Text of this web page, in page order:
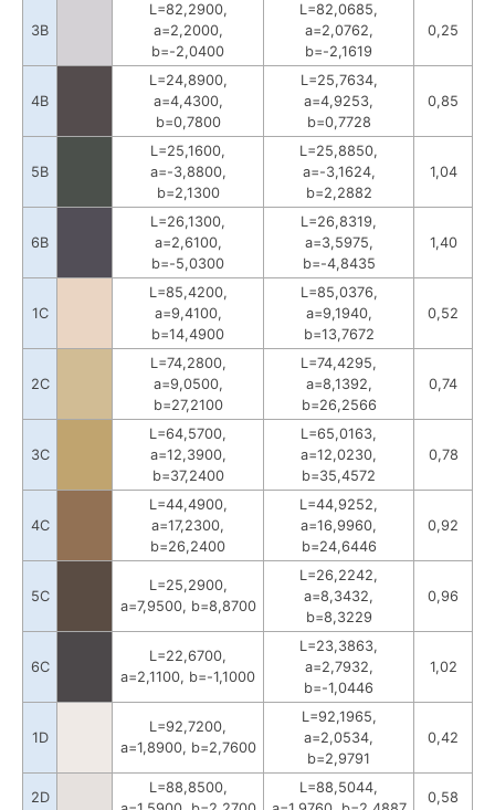
3B
L=82,2900,
a=2,2000,
b=-2,0400
L=82,0685,
a=2,0762,
b=-2,1619
0,25
4B
L=24,8900,
a=4,4300,
b=0,7800
L=25,7634,
a=4,9253,
b=0,7728
0,85
5B
L=25,1600,
a=-3,8800,
b=2,1300
L=25,8850,
a=-3,1624,
b=2,2882
1,04
6B
L=26,1300,
a=2,6100,
b=-5,0300
L=26,8319,
a=3,5975,
b=-4,8435
1,40
1C
L=85,4200,
a=9,4100,
b=14,4900
L=85,0376,
a=9,1940,
b=13,7672
0,52
2C
L=74,2800,
a=9,0500,
b=27,2100
L=74,4295,
a=8,1392,
b=26,2566
0,74
3C
L=64,5700,
a=12,3900,
b=37,2400
L=65,0163,
a=12,0230,
b=35,4572
0,78
4C
L=44,4900,
a=17,2300,
b=26,2400
L=44,9252,
a=16,9960,
b=24,6446
0,92
5C
L=25,2900,
a=7,9500, b=8,8700
L=26,2242,
a=8,3432,
b=8,3229
0,96
6C
L=22,6700,
a=2,1100, b=-1,1000
L=23,3863,
a=2,7932,
b=-1,0446
1,02
1D
L=92,7200,
a=1,8900, b=2,7600
L=92,1965,
a=2,0534,
b=2,9791
0,42
2D
L=88,8500,
L=88,5044,
0,58